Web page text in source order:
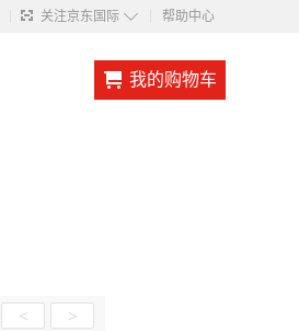
关注京东国际 ◇ 帮助中心
我的购物车
< >